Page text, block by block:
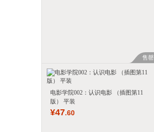
售罄
电影学院002：认识电影 （插图第11
版） 平装
¥47.60